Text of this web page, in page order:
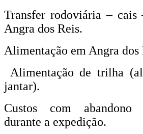
Transfer rodoviária – cais
Angra dos Reis.
Alimentação em Angra dos
Alimentação de trilha
jantar).
Custos com abandono
durante a expedição.